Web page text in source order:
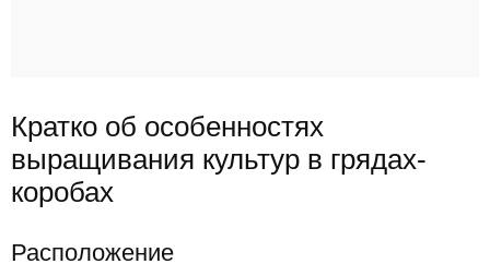
Кратко об особенностях
выращивания культур в грядах-
коробах
Расположение